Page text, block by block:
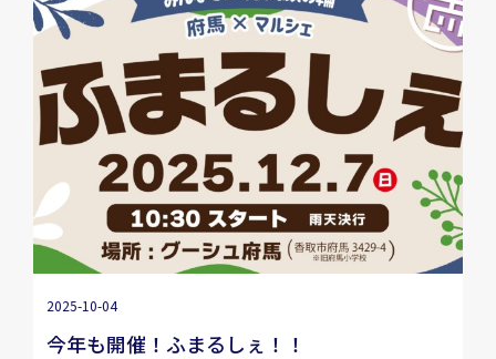
2025-10-04
今年も開催！ふまるしぇ！！